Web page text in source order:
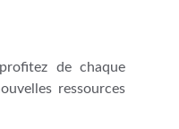
de chaque
ressources